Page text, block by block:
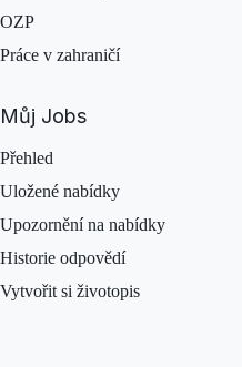
OZP
Práce v zahraničí
Můj Jobs
Přehled
Uložené nabídky
Upozornění na nabídky
Historie odpovědí
Vytvořit si životopis